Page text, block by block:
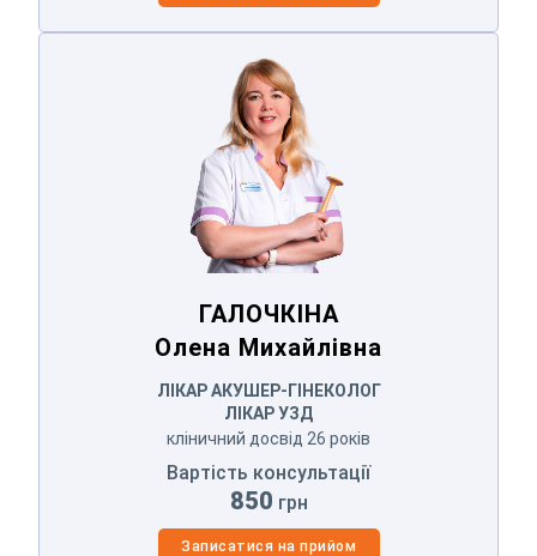
ГАЛОЧКІНА
ГАЛОЧКІНА
Олена Михайлівна
ЛІКАР АКУШЕР-ГІНЕКОЛОГ
ЛІКАР УЗД
кліничний досвід 26 років
Вартість консультації
850 грн
Записатися на прийом